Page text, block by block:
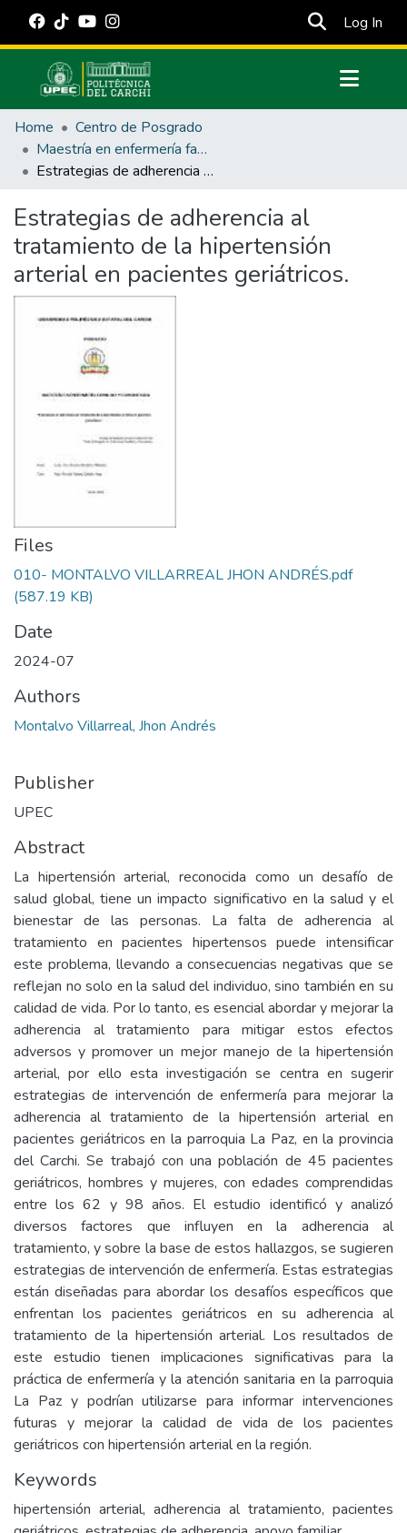
Log In
Communities & Collections
All of DSpace
Statistics
Estadísticas Externas
Manuales
Home
Centro de Posgrado
Maestría en enfermería familiar y comunitaria
Estrategias de adherencia al tratamiento de la hipertensión arterial en pacientes geriátricos.
Estrategias de adherencia al
tratamiento de la hipertensión
arterial en pacientes geriátricos.
Files
010- MONTALVO VILLARREAL JHON ANDRÉS.pdf
(587.19 KB)
Date
2024-07
Authors
Montalvo Villarreal, Jhon Andrés
Publisher
UPEC
Abstract
La hipertensión arterial, reconocida como un desafío de
salud global, tiene un impacto significativo en la salud y el
bienestar de las personas. La falta de adherencia al
tratamiento en pacientes hipertensos puede intensificar
este problema, llevando a consecuencias negativas que se
reflejan no solo en la salud del individuo, sino también en su
calidad de vida. Por lo tanto, es esencial abordar y mejorar la
adherencia al tratamiento para mitigar estos efectos
adversos y promover un mejor manejo de la hipertensión
arterial, por ello esta investigación se centra en sugerir
estrategias de intervención de enfermería para mejorar la
adherencia al tratamiento de la hipertensión arterial en
pacientes geriátricos en la parroquia La Paz, en la provincia
del Carchi. Se trabajó con una población de 45 pacientes
geriátricos, hombres y mujeres, con edades comprendidas
entre los 62 y 98 años. El estudio identificó y analizó
diversos factores que influyen en la adherencia al
tratamiento, y sobre la base de estos hallazgos, se sugieren
estrategias de intervención de enfermería. Estas estrategias
están diseñadas para abordar los desafíos específicos que
enfrentan los pacientes geriátricos en su adherencia al
tratamiento de la hipertensión arterial. Los resultados de
este estudio tienen implicaciones significativas para la
práctica de enfermería y la atención sanitaria en la parroquia
La Paz y podrían utilizarse para informar intervenciones
futuras y mejorar la calidad de vida de los pacientes
geriátricos con hipertensión arterial en la región.
Keywords
hipertensión arterial, adherencia al tratamiento, pacientes